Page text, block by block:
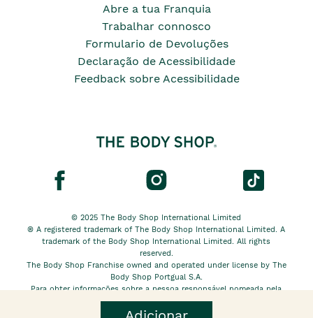
Abre a tua Franquia
Trabalhar connosco
Formulario de Devoluções
Declaração de Acessibilidade
Feedback sobre Acessibilidade
© 2025 The Body Shop International Limited
® A registered trademark of The Body Shop International Limited. A
trademark of the Body Shop International Limited. All rights
reserved.
The Body Shop Franchise owned and operated under license by The
Body Shop Portgual S.A.
Para obter informações sobre a pessoa responsável nomeada pela
The Body Shop International Limited EU, clique